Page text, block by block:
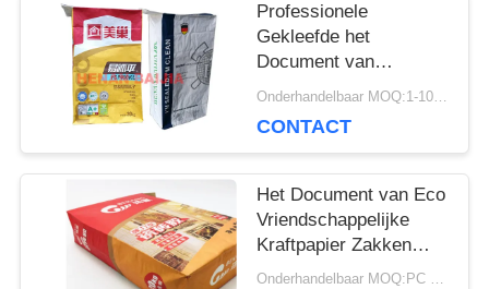
Professionele
Gekleefde het
Document van
Klepmultiwall Zakken
Verzegelen drukken
Onderhandelbaar MOQ:1-10000 PC
CONTACT
Het Document van Eco
Vriendschappelijke
Kraftpapier Zakken
Chemische Materiële Onderhandelbaar MOQ:PC 5000